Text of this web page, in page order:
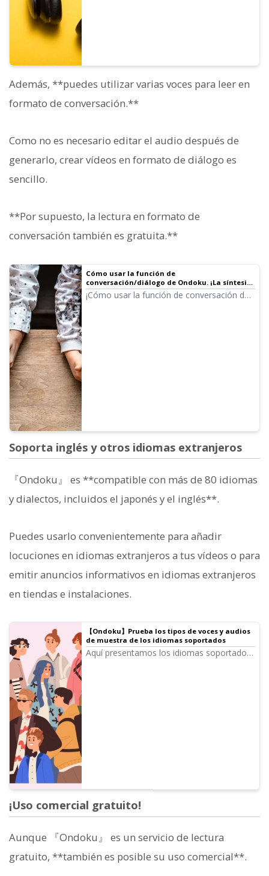
Además, **puedes utilizar varias voces para leer en
formato de conversación.**
Como no es necesario editar el audio después de
generarlo, crear vídeos en formato de diálogo es
sencillo.
**Por supuesto, la lectura en formato de
conversación también es gratuita.**
Cómo usar la función de
conversación/diálogo de Ondoku. ¡La síntesis
de voz hace que crear materiales de escucha y
textos largos sea más conveniente!
¡Cómo usar la función de conversación de
Soporta inglés y otros idiomas extranjeros
『Ondoku』 es **compatible con más de 80 idiomas
y dialectos, incluidos el japonés y el inglés**.
Puedes usarlo convenientemente para añadir
locuciones en idiomas extranjeros a tus vídeos o para
emitir anuncios informativos en idiomas extranjeros
en tiendas e instalaciones.
【Ondoku】Prueba los tipos de voces y audios
de muestra de los idiomas soportados
Aquí presentamos los idiomas soportados
¡Uso comercial gratuito!
Aunque 『Ondoku』 es un servicio de lectura
gratuito, **también es posible su uso comercial**.